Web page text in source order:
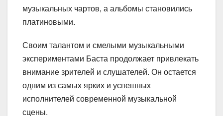
музыкальных чартов, а альбомы становились
платиновыми.
Своим талантом и смелыми музыкальными
экспериментами Баста продолжает привлекать
внимание зрителей и слушателей. Он остается
одним из самых ярких и успешных
исполнителей современной музыкальной
сцены.